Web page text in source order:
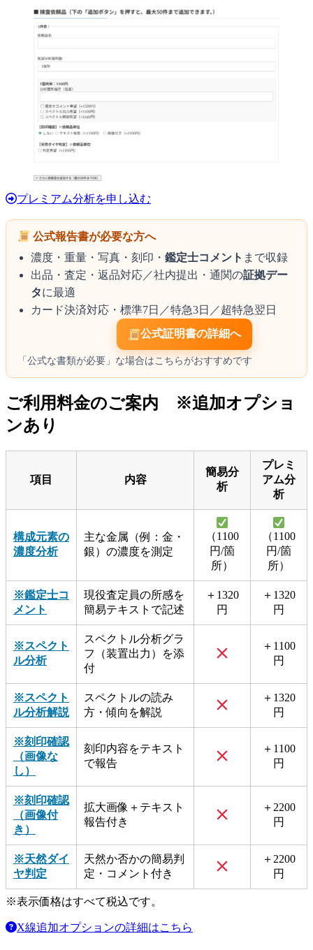
プレミアム分析を申し込む
公式報告書が必要な方へ
濃度・重量・写真・刻印・鑑定士コメント まで収録
出品・査定・返品対応／社内提出・通関の証拠デー
タに最適
カード決済対応・標準7日／特急3日／超特急翌日
公式証明書の詳細へ
「公式な書類が必要」な場合はこちらがおすすめです
ご利用料金のご案内 ※追加オプショ
ンあり
項目 内容
簡易分
析
プレミ
アム分
析
構成元素の
濃度分析
主な金属（例：金・
銀）の濃度を測定
（1100
円/箇
所）
（1100
円/箇
所）
※鑑定士コ
メント
現役査定員の所感を
簡易テキストで記述
＋1320
円
＋1320
円
※スペクト
ル分析
スペクトル分析グラ
フ（装置出力）を添
付
＋1100
円
※スペクト
ル分析解説
スペクトルの読み
方・傾向を解説
＋1320
円
※刻印確認
（画像な
し）
刻印内容をテキスト
で報告
＋1100
円
※刻印確認
（画像付
き）
拡大画像＋テキスト
報告付き
＋2200
円
※天然ダイ
ヤ判定
天然か否かの簡易判
定・コメント付き
＋2200
円
※表示価格はすべて税込です。
X線追加オプションの詳細はこちら